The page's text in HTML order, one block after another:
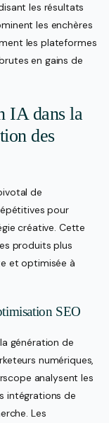
les résultats
les enchères
les plateformes
en gains de
IA dans la
des
de
pour
créative. Cette
produits plus
et optimisée à
SEO
génération de
numériques,
analysent les
intégrations de
Les